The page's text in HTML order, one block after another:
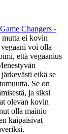
Changers -
ei kovin
voi olla
että vegaanius
eikä se
Se on
ja siksi
olevan kovin
olla mainio
kaipaisivat